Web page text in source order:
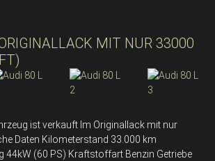
MIT NUR 33000
ist verkauft Im Originallack mit nur
Daten Kilometerstand 33.000 km
44kW (60 PS) Kraftstoffart Benzin Getriebe